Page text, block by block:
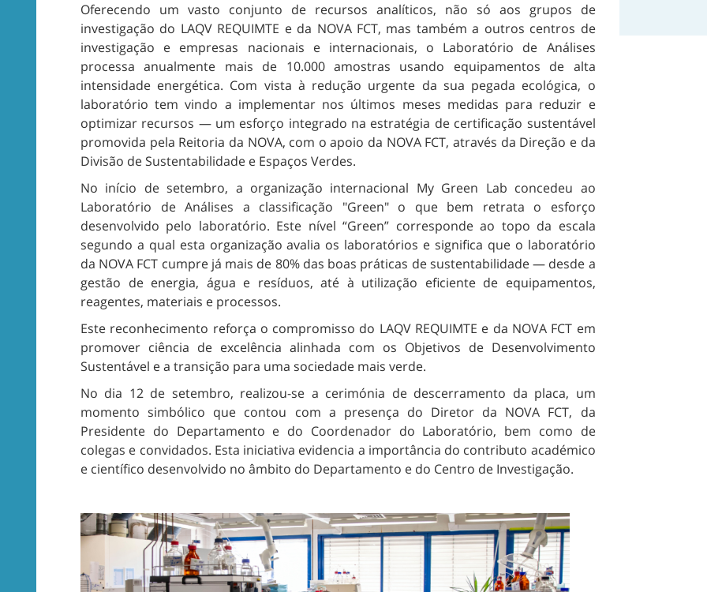
Oferecendo um vasto conjunto de recursos analíticos, não só aos grupos de
investigação do LAQV REQUIMTE e da NOVA FCT, mas também a outros centros de
investigação e empresas nacionais e internacionais, o Laboratório de Análises
processa anualmente mais de 10.000 amostras usando equipamentos de alta
intensidade energética. Com vista à redução urgente da sua pegada ecológica, o
laboratório tem vindo a implementar nos últimos meses medidas para reduzir e
optimizar recursos — um esforço integrado na estratégia de certificação sustentável
promovida pela Reitoria da NOVA, com o apoio da NOVA FCT, através da Direção e da
Divisão de Sustentabilidade e Espaços Verdes.
No início de setembro, a organização internacional My Green Lab concedeu ao
Laboratório de Análises a classificação "Green" o que bem retrata o esforço
desenvolvido pelo laboratório. Este nível “Green” corresponde ao topo da escala
segundo a qual esta organização avalia os laboratórios e significa que o laboratório
da NOVA FCT cumpre já mais de 80% das boas práticas de sustentabilidade — desde a
gestão de energia, água e resíduos, até à utilização eficiente de equipamentos,
reagentes, materiais e processos.
Este reconhecimento reforça o compromisso do LAQV REQUIMTE e da NOVA FCT em
promover ciência de excelência alinhada com os Objetivos de Desenvolvimento
Sustentável e a transição para uma sociedade mais verde.
No dia 12 de setembro, realizou-se a cerimónia de descerramento da placa, um
momento simbólico que contou com a presença do Diretor da NOVA FCT, da
Presidente do Departamento e do Coordenador do Laboratório, bem como de
colegas e convidados. Esta iniciativa evidencia a importância do contributo académico
e científico desenvolvido no âmbito do Departamento e do Centro de Investigação.